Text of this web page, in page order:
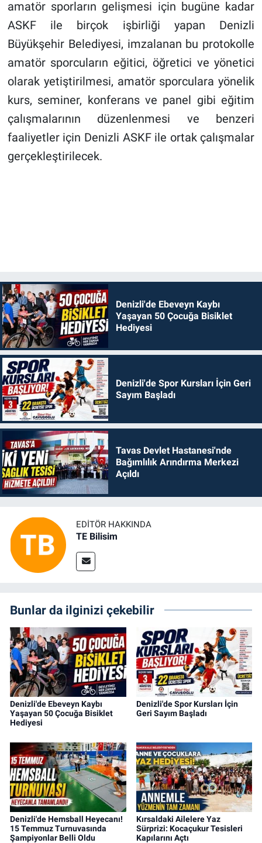
amatör sporların gelişmesi için bugüne kadar
ASKF ile birçok işbirliği yapan Denizli
Büyükşehir Belediyesi, imzalanan bu protokolle
amatör sporcuların eğitici, öğretici ve yönetici
olarak yetiştirilmesi, amatör sporculara yönelik
kurs, seminer, konferans ve panel gibi eğitim
çalışmalarının düzenlenmesi ve benzeri
faaliyetler için Denizli ASKF ile ortak çalışmalar
gerçekleştirilecek.
Denizli'de Ebeveyn Kaybı
Yaşayan 50 Çocuğa Bisiklet
Hediyesi
Denizli'de Spor Kursları İçin Geri
Sayım Başladı
Tavas Devlet Hastanesi'nde
Bağımlılık Arındırma Merkezi
Açıldı
EDITÖR HAKKINDA
TE Bilisim
Bunlar da ilginizi çekebilir
Denizli'de Ebeveyn Kaybı
Yaşayan 50 Çocuğa Bisiklet
Hediyesi
Denizli'de Spor Kursları İçin
Geri Sayım Başladı
Denizli'de Hemsball Heyecanı!
15 Temmuz Turnuvasında
Şampiyonlar Belli Oldu
Kırsaldaki Ailelere Yaz
Sürprizi: Kocaçukur Tesisleri
Kapılarını Açtı